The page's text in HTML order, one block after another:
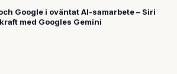
Google i oväntat AI-samarbete – Siri
med Googles Gemini